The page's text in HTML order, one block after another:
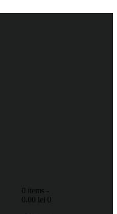
0 items -
0.00 lei 0